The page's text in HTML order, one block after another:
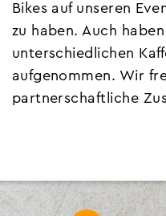
Bikes auf unseren
zu haben. Auch
unterschiedlichen
aufgenommen. Wir
partnerschaftliche